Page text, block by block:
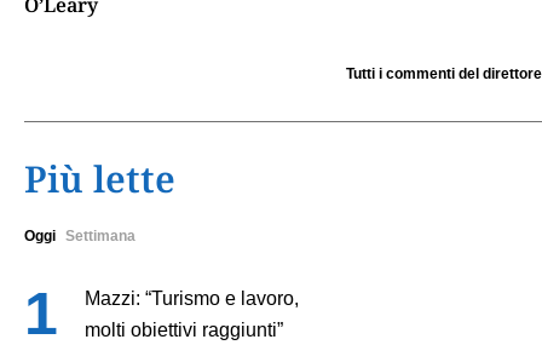
Tutti i commenti del direttore
Più lette
Oggi Settimana
Mazzi: “Turismo e lavoro,
molti obiettivi raggiunti”